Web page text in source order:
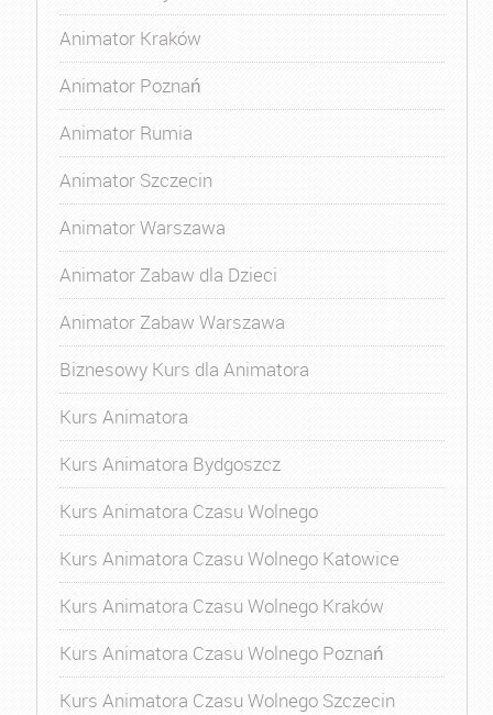
Animator Kraków
Animator Poznań
Animator Rumia
Animator Szczecin
Animator Warszawa
Animator Zabaw dla Dzieci
Animator Zabaw Warszawa
Biznesowy Kurs dla Animatora
Kurs Animatora
Kurs Animatora Bydgoszcz
Kurs Animatora Czasu Wolnego
Kurs Animatora Czasu Wolnego Katowice
Kurs Animatora Czasu Wolnego Kraków
Kurs Animatora Czasu Wolnego Poznań
Kurs Animatora Czasu Wolnego Szczecin